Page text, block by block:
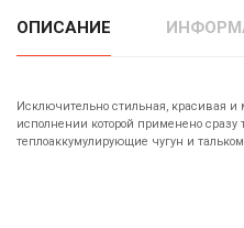
ОПИСАНИЕ
Исключительно стильная, красивая и
исполнении которой применено сразу
теплоаккумулирующие чугун и